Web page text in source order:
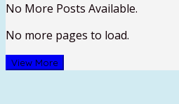
No More Posts Available.
No more pages to load.
View More